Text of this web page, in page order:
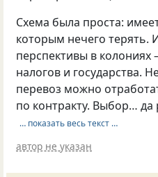
Схема была проста:
которым нечего
перспективы в
налогов и государства.
перевоз можно
по контракту. Выбор… да
… показать весь текст …
автор не указан